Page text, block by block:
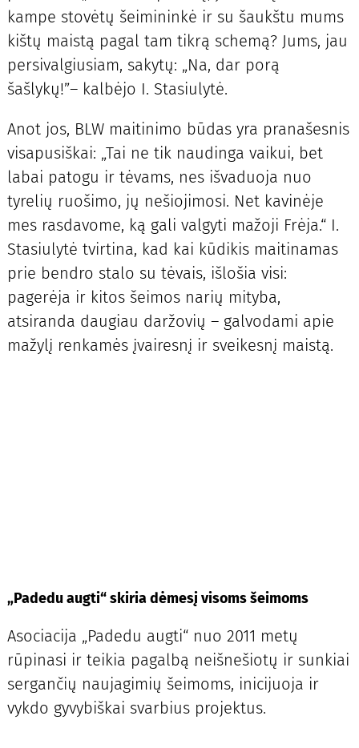
kampe stovėtų šeimininkė ir su šaukštu mums
kištų maistą pagal tam tikrą schemą? Jums, jau
persivalgiusiam, sakytų: „Na, dar porą
šašlykų!”– kalbėjo I. Stasiulytė.
Anot jos, BLW maitinimo būdas yra pranašesnis
visapusiškai: „Tai ne tik naudinga vaikui, bet
labai patogu ir tėvams, nes išvaduoja nuo
tyrelių ruošimo, jų nešiojimosi. Net kavinėje
mes rasdavome, ką gali valgyti mažoji Frėja.“ I.
Stasiulytė tvirtina, kad kai kūdikis maitinamas
prie bendro stalo su tėvais, išlošia visi:
pagerėja ir kitos šeimos narių mityba,
atsiranda daugiau daržovių – galvodami apie
mažylį renkamės įvairesnį ir sveikesnį maistą.
„Padedu augti“ skiria dėmesį visoms šeimoms
Asociacija „Padedu augti“ nuo 2011 metų
rūpinasi ir teikia pagalbą neišnešiotų ir sunkiai
sergančių naujagimių šeimoms, inicijuoja ir
vykdo gyvybiškai svarbius projektus.